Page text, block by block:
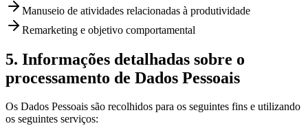
Manuseio de atividades relacionadas à produtividade
Remarketing e objetivo comportamental
5. Informações detalhadas sobre o
processamento de Dados Pessoais
Os Dados Pessoais são recolhidos para os seguintes fins e utilizando
os seguintes serviços: